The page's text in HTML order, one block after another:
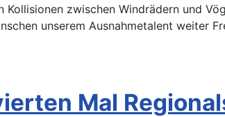
zwischen Windrädern und
unserem Ausnahmetalent weiter
Mal